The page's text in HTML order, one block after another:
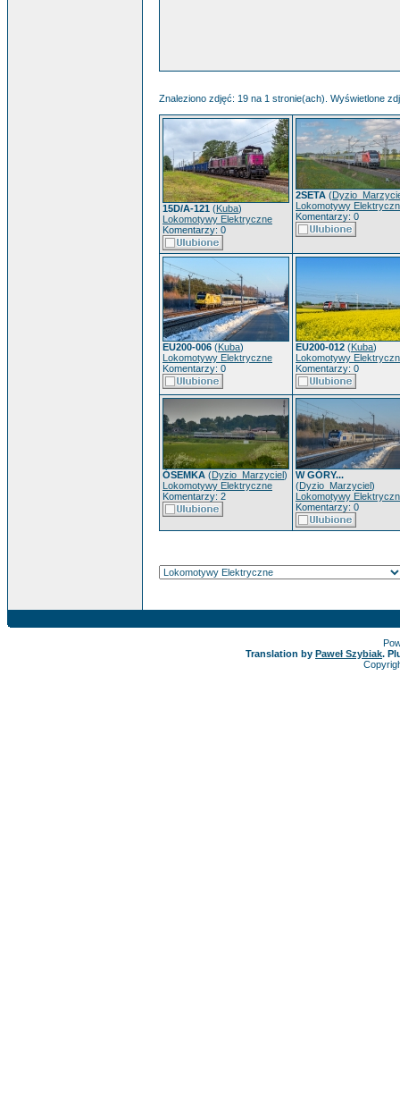
Znaleziono zdjęć: 19 na 1 stronie(ach). Wyświetlone
15D/A-121 (Kuba)
Lokomotywy Elektryczne
Komentarzy: 0
2SETA (
Lokomotywy
Komentarzy: 0
EU200-006 (Kuba)
Lokomotywy Elektryczne
Komentarzy: 0
EU200-012 (Kuba)
Lokomotywy
Komentarzy: 0
ÓSEMKA (Dyzio_Marzyciel)
Lokomotywy Elektryczne
Komentarzy: 2
W GÓRY...
(Dyzio_Marzyciel)
Lokomotywy
Komentarzy: 0
Translation by Paweł Szybiak.